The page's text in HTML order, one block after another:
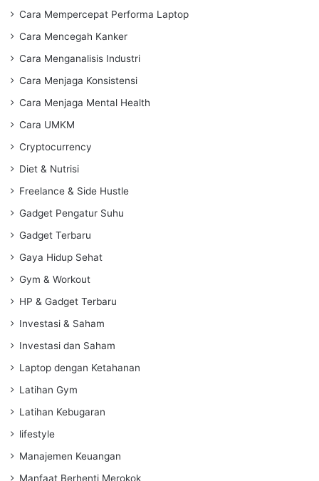
Cara Mempercepat Performa Laptop
Cara Mencegah Kanker
Cara Menganalisis Industri
Cara Menjaga Konsistensi
Cara Menjaga Mental Health
Cara UMKM
Cryptocurrency
Diet & Nutrisi
Freelance & Side Hustle
Gadget Pengatur Suhu
Gadget Terbaru
Gaya Hidup Sehat
Gym & Workout
HP & Gadget Terbaru
Investasi & Saham
Investasi dan Saham
Laptop dengan Ketahanan
Latihan Gym
Latihan Kebugaran
lifestyle
Manajemen Keuangan
Manfaat Berhenti Merokok